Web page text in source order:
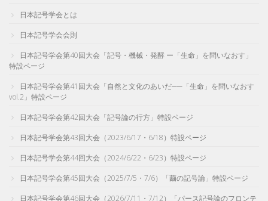
日本記号学会とは
日本記号学会会則
日本記号学会第40回大会「記号・機械・発酵 ー「生命」を問いなおす」
特設ページ
日本記号学会第41回大会「自然と文化のあいだ──「生命」を問いなおす
vol.2」特設ページ
日本記号学会第42回大会「記号論の行方」特設ページ
日本記号学会第43回大会（2023/6/17・6/18）特設ページ
日本記号学会第44回大会（2024/6/22・6/23）特設ページ
日本記号学会第45回大会（2025/7/5・7/6）「繭の記号論」特設ページ
日本記号学会第46回大会（2026/7/11・7/12）「パース記号論のフロンテ